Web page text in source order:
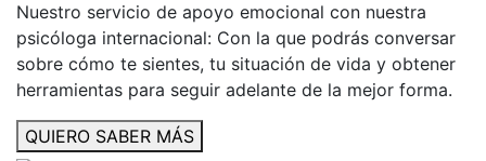
Nuestro servicio de apoyo emocional con nuestra
psicóloga internacional: Con la que podrás conversar
sobre cómo te sientes, tu situación de vida y obtener
herramientas para seguir adelante de la mejor forma.
QUIERO SABER MÁS